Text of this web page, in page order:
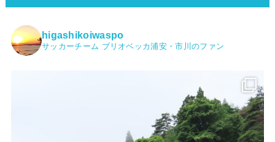
higashikoiwaspo
サッカーチーム ブリオベッカ浦安・市川のファン